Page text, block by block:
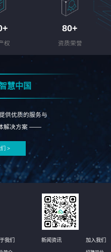
+
权
80+
资质荣誉
慧中国
供优质的服务与
解决方案 ——
>
我们 新闻资讯 加入我们